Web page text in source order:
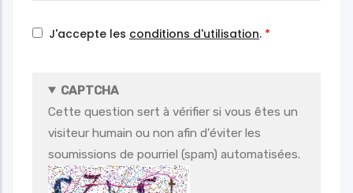
J'accepte les conditions d'utilisation.
CAPTCHA
Cette question sert à vérifier si vous êtes un
visiteur humain ou non afin d'éviter les
soumissions de pourriel (spam) automatisées.